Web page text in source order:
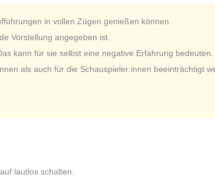
in vollen Zügen genießen können.
Vorstellung angegeben ist.
kann für sie selbst eine negative Erfahrung bedeuten.
als auch für die Schauspieler:innen beeinträchtigt
lautlos schalten.